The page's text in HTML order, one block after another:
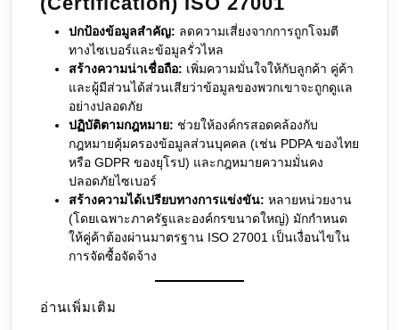
ปกป้องข้อมูลสำคัญ: ลดความเสี่ยงจากการถูกโจมตี
ทางไซเบอร์และข้อมูลรั่วไหล
สร้างความน่าเชื่อถือ: เพิ่มความมั่นใจให้กับลูกค้า คู่ค้า
และผู้มีส่วนได้ส่วนเสียว่าข้อมูลของพวกเขาจะถูกดูแล
อย่างปลอดภัย
ปฏิบัติตามกฎหมาย: ช่วยให้องค์กรสอดคล้องกับ
กฎหมายคุ้มครองข้อมูลส่วนบุคคล (เช่น PDPA ของไทย
หรือ GDPR ของยุโรป) และกฎหมายความมั่นคง
ปลอดภัยไซเบอร์
สร้างความได้เปรียบทางการแข่งขัน: หลายหน่วยงาน
(โดยเฉพาะภาครัฐและองค์กรขนาดใหญ่) มักกำหนด
ให้คู่ค้าต้องผ่านมาตรฐาน ISO 27001 เป็นเงื่อนไขใน
การจัดซื้อจัดจ้าง
อ่านเพิ่มเติม